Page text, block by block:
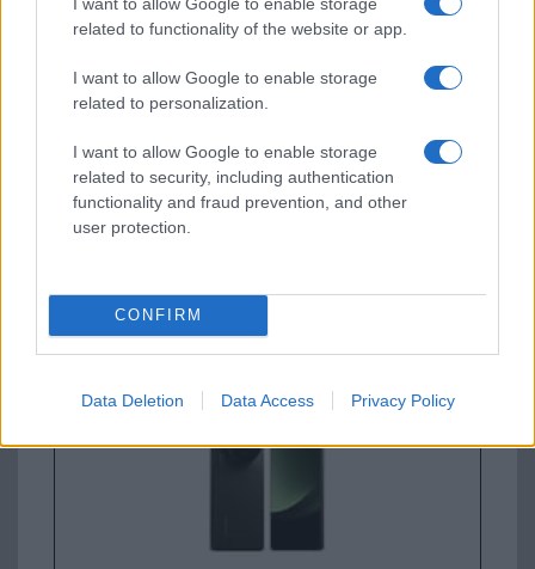
related to functionality of the website or app.
I want to allow Google to enable storage
related to personalization.
I want to allow Google to enable storage
related to security, including authentication
functionality and fraud prevention, and other
user protection.
CONFIRM
Data Deletion Data Access Privacy Policy
Apple Watch Series 11
210.000 Ft (új)
Xiaomi 15